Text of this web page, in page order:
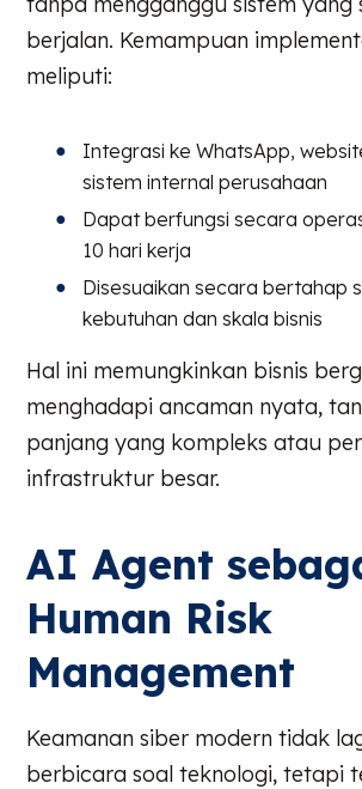
berjalan. Kemampuan
meliputi:
Integrasi ke WhatsApp,
sistem internal perusahaan
Dapat berfungsi secara
10 hari kerja
Disesuaikan secara bertahap
kebutuhan dan skala bisnis
Hal ini memungkinkan bisnis
menghadapi ancaman nyata,
panjang yang kompleks atau
infrastruktur besar.
AI Agent
Human Risk
Management
Keamanan siber modern tidak
berbicara soal teknologi, tetapi